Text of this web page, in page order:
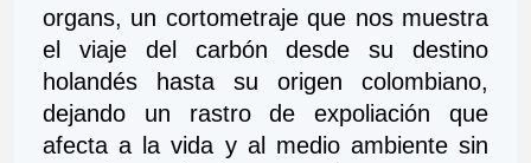
organs, un cortometraje que nos muestra
el viaje del carbón desde su destino
holandés hasta su origen colombiano,
dejando un rastro de expoliación que
afecta a la vida y al medio ambiente sin